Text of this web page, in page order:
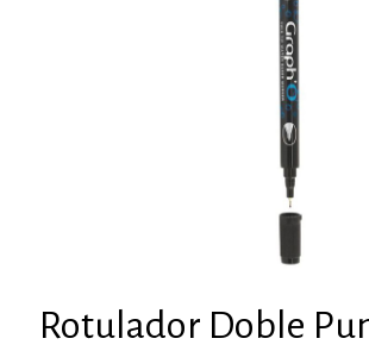
Rotulador Doble